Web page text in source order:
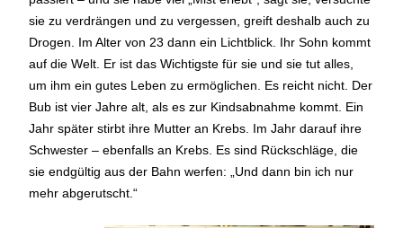
sie zu verdrängen und zu vergessen, greift deshalb auch zu
Drogen. Im Alter von 23 dann ein Lichtblick. Ihr Sohn kommt
auf die Welt. Er ist das Wichtigste für sie und sie tut alles,
um ihm ein gutes Leben zu ermöglichen. Es reicht nicht. Der
Bub ist vier Jahre alt, als es zur Kindsabnahme kommt. Ein
Jahr später stirbt ihre Mutter an Krebs. Im Jahr darauf ihre
Schwester – ebenfalls an Krebs. Es sind Rückschläge, die
sie endgültig aus der Bahn werfen: „Und dann bin ich nur
mehr abgerutscht.“